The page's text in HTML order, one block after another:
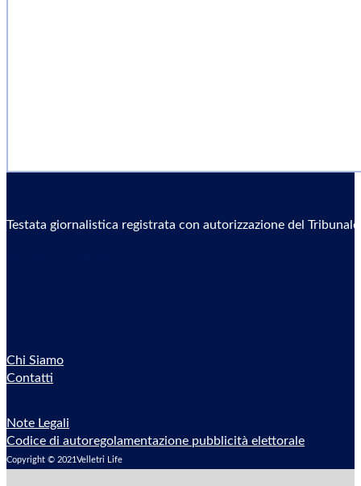
Testata giornalistica registrata con autorizzazione del
Chi Siamo
Contatti
Note Legali
Codice di autoregolamentazione pubblicità elettorale
Copyright © 2021Velletri Life